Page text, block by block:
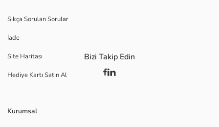
Sıkça Sorulan Sorular
İade
Site Haritası
Hediye Kartı Satın Al
Kurumsal
Bizi Takip Edin